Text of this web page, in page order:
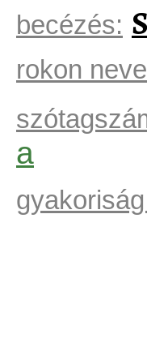
becézés:
rokon
a